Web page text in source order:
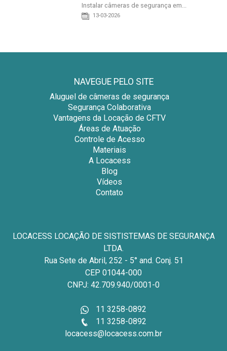
Instalar câmeras de segurança em...
13-03-2026
NAVEGUE PELO SITE
Aluguel de câmeras de segurança
Segurança Colaborativa
Vantagens da Locação de CFTV
Áreas de Atuação
Controle de Acesso
Materiais
A Locacess
Blog
Vídeos
Contato
LOCACESS LOCAÇÃO DE SISTISTEMAS DE SEGURANÇA
LTDA.
Rua Sete de Abril, 252 - 5° and. Conj. 51
CEP 01044-000
CNPJ: 42.709.940/0001-0
11 3258-0892
11 3258-0892
locacess@locacess.com.br